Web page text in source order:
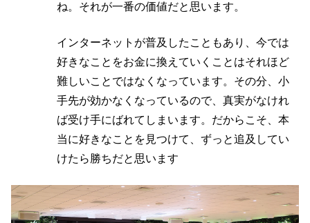
ね。それが一番の価値だと思います。
インターネットが普及したこともあり、今では
好きなことをお金に換えていくことはそれほど
難しいことではなくなっています。その分、小
手先が効かなくなっているので、真実がなけれ
ば受け手にばれてしまいます。だからこそ、本
当に好きなことを見つけて、ずっと追及してい
けたら勝ちだと思います